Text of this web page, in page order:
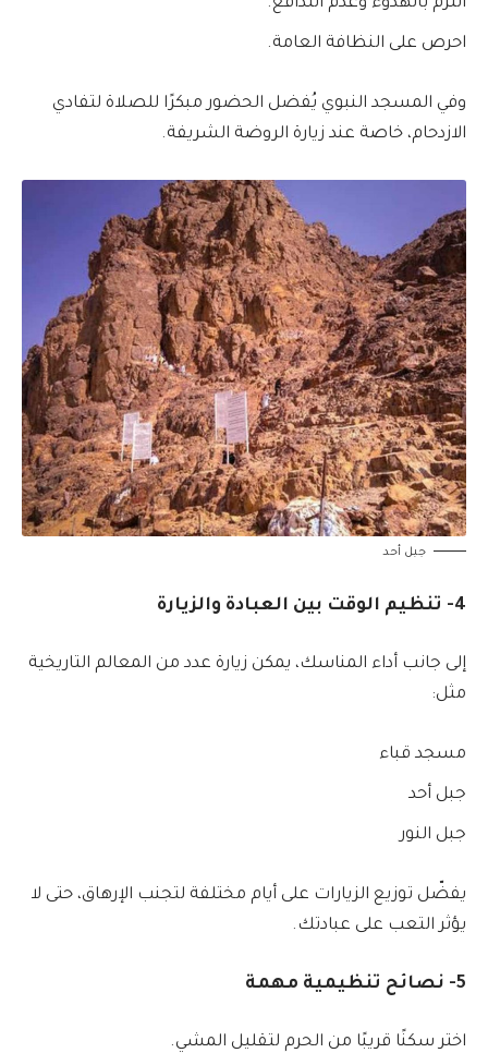
التزم بالهدوء وعدم التدافع.
احرص على النظافة العامة.
وفي المسجد النبوي يُفضل الحضور مبكرًا للصلاة لتفادي
الازدحام، خاصة عند زيارة الروضة الشريفة.
جبل أحد
4- تنظيم الوقت بين العبادة والزيارة
إلى جانب أداء المناسك، يمكن زيارة عدد من المعالم التاريخية
مثل:
مسجد قباء
جبل أحد
جبل النور
يفضّل توزيع الزيارات على أيام مختلفة لتجنب الإرهاق، حتى لا
يؤثر التعب على عبادتك.
5- نصائح تنظيمية مهمة
اختر سكنًا قريبًا من الحرم لتقليل المشي.